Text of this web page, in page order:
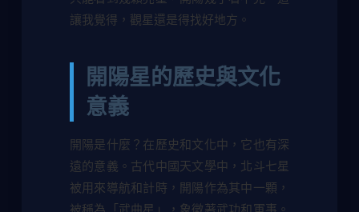
讓我覺得，觀星還是得找好地方。
開陽星的歷史與文化
意義
開陽是什麼？在歷史和文化中，它也有深
遠的意義。古代中國天文學中，北斗七星
被用來導航和計時，開陽作為其中一顆，